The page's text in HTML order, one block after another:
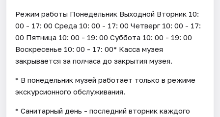
Режим работы Понедельник Выходной Вторник 10:
00 - 17: 00 Среда 10: 00 - 17: 00 Четверг 10: 00 - 17:
00 Пятница 10: 00 - 19: 00 Суббота 10: 00 - 19: 00
Воскресенье 10: 00 - 17: 00* Касса музея
закрывается за полчаса до закрытия музея.
* В понедельник музей работает только в режиме
экскурсионного обслуживания.
* Санитарный день - последний вторник каждого